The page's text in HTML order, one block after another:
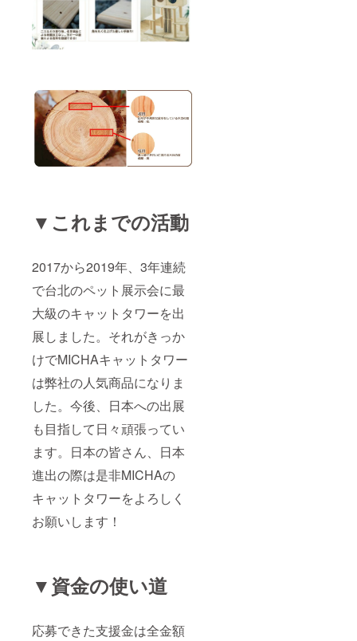
▼これまでの活動
2017から2019年、3年連続
で台北のペット展示会に最
大級のキャットタワーを出
展しました。それがきっか
けでMICHAキャットタワー
は弊社の人気商品になりま
した。今後、日本への出展
も目指して日々頑張ってい
ます。日本の皆さん、日本
進出の際は是非MICHAの
キャットタワーをよろしく
お願いします！
▼資金の使い道
応募できた支援金は全金額